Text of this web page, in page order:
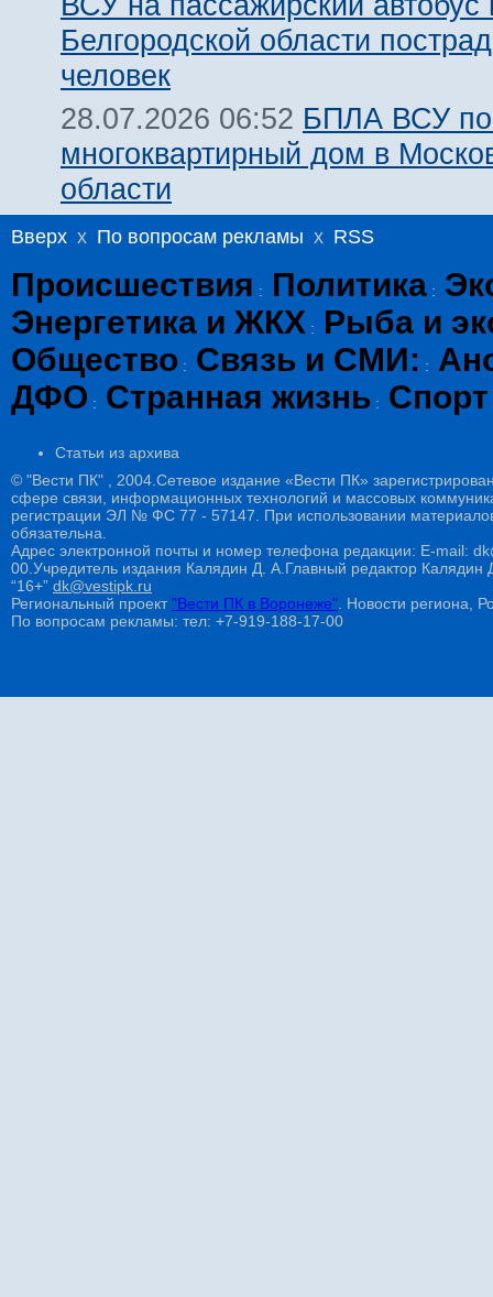
Белгородской области
человек
28.07.2026 06:52 БПЛА ВСУ
многоквартирный дом в
области
Вверх x По вопросам рекламы x RSS
Происшествия : Политика :
Энергетика и ЖКХ :
Рыба и
Общество : Связь и СМИ: :
ДФО : Странная жизнь : Спорт
Статьи из архива
© "Вести ПК" , 2004.Сетевое издание «Вести ПК»
сфере связи, информационных технологий и массовых
регистрации ЭЛ № ФС 77 - 57147. При использовании
обязательна.
Адрес электронной почты и номер телефона редакции: E-mail:
00.Учредитель издания Калядин Д. А.Главный редактор
“16+” dk@vestipk.ru
Региональный проект"Вести ПК в Воронеже" . Новости региона,
По вопросам рекламы: тел: +7-919-188-17-00